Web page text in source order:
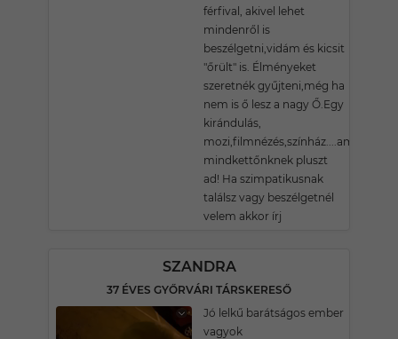
férfival, akivel lehet
mindenről is
beszélgetni,vidám és kicsit
"őrült" is. Élményeket
szeretnék gyűjteni,még ha
nem is ő lesz a nagy Ő.Egy
kirándulás,
mozi,filmnézés,színház....ami
mindkettőnknek pluszt
ad! Ha szimpatikusnak
találsz vagy beszélgetnél
velem akkor írj
SZANDRA
37 ÉVES GYŐRVÁRI TÁRSKERESŐ
Jó lelkű barátságos ember
vagyok